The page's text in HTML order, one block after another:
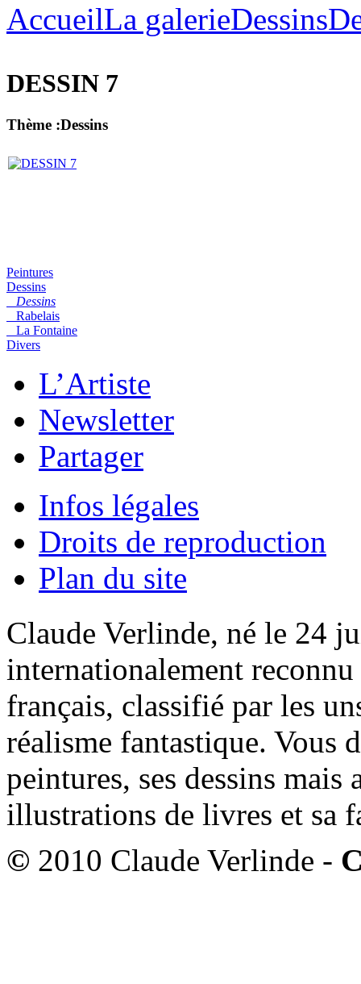
AccueilLa galerieDessins
DESSIN 7
Thème :Dessins
Peintures
Dessins
Dessins
Rabelais
La Fontaine
Divers
L’Artiste
Newsletter
Partager
Infos légales
Droits de reproduction
Plan du site
Claude Verlinde, né le 24
internationalement
français, classifié par les
réalisme fantastique. Vous
peintures, ses dessins mais
illustrations de livres et sa
© 2010 Claude Verlinde -